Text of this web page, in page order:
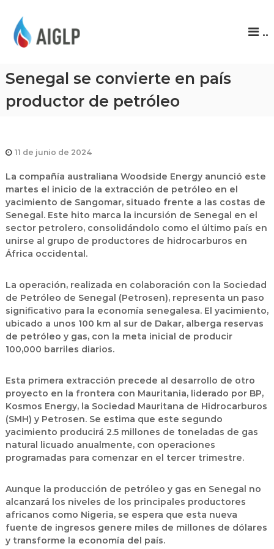
P
..
Senegal se convierte en país
productor de petróleo
11 de junio de 2024
La compañía australiana Woodside Energy anunció este
martes el inicio de la extracción de petróleo en el
yacimiento de Sangomar, situado frente a las costas de
Senegal. Este hito marca la incursión de Senegal en el
sector petrolero, consolidándolo como el último país en
unirse al grupo de productores de hidrocarburos en
África occidental.
La operación, realizada en colaboración con la Sociedad
de Petróleo de Senegal (Petrosen), representa un paso
significativo para la economía senegalesa. El yacimiento,
ubicado a unos 100 km al sur de Dakar, alberga reservas
de petróleo y gas, con la meta inicial de producir
100,000 barriles diarios.
Esta primera extracción precede al desarrollo de otro
proyecto en la frontera con Mauritania, liderado por BP,
Kosmos Energy, la Sociedad Mauritana de Hidrocarburos
(SMH) y Petrosen. Se estima que este segundo
yacimiento producirá 2.5 millones de toneladas de gas
natural licuado anualmente, con operaciones
programadas para comenzar en el tercer trimestre.
Aunque la producción de petróleo y gas en Senegal no
alcanzará los niveles de los principales productores
africanos como Nigeria, se espera que esta nueva
fuente de ingresos genere miles de millones de dólares
y transforme la economía del país.